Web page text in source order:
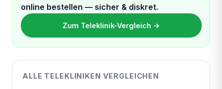
online bestellen — sicher & diskret.
Zum Teleklinik-Vergleich →
ALLE TELEKLINIKEN VERGLEICHEN